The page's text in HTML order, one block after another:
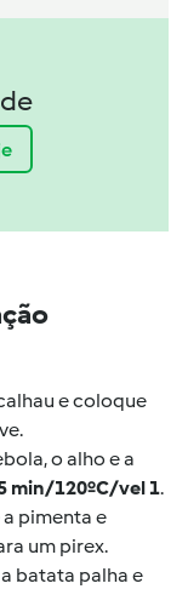
e coloque
o alho e a
min/120ºC/vel 1.
pimenta e
um pirex.
batata palha e